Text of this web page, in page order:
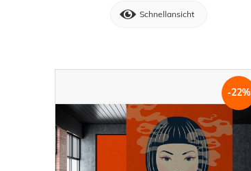
Schnellansicht
-22%